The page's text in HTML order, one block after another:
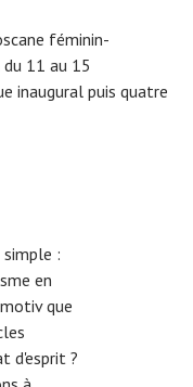
féminin-
11 au 15
inaugural puis quatre
:
en
que
d'esprit ?